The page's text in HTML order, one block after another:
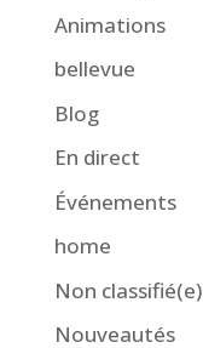
Animations
bellevue
Blog
En direct
Événements
home
Non classifié(e)
Nouveautés